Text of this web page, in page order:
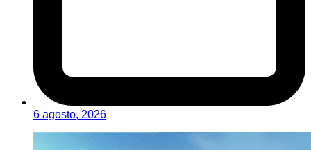
6 agosto, 2026